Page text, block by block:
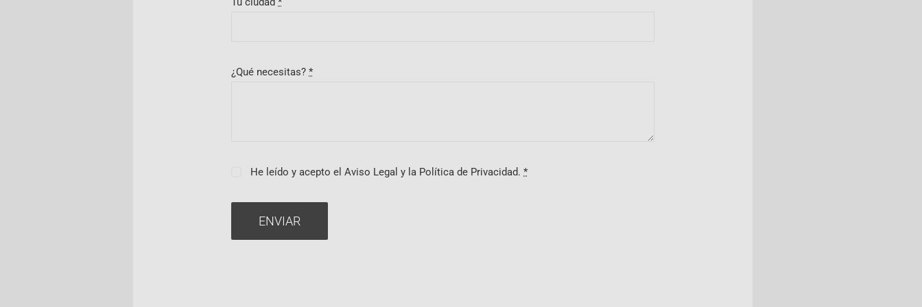
¿Qué necesitas?*
He leído y acepto el Aviso Legal y la Política de Privacidad.*
ENVIAR